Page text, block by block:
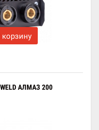
корзину
АЛМАЗ 200